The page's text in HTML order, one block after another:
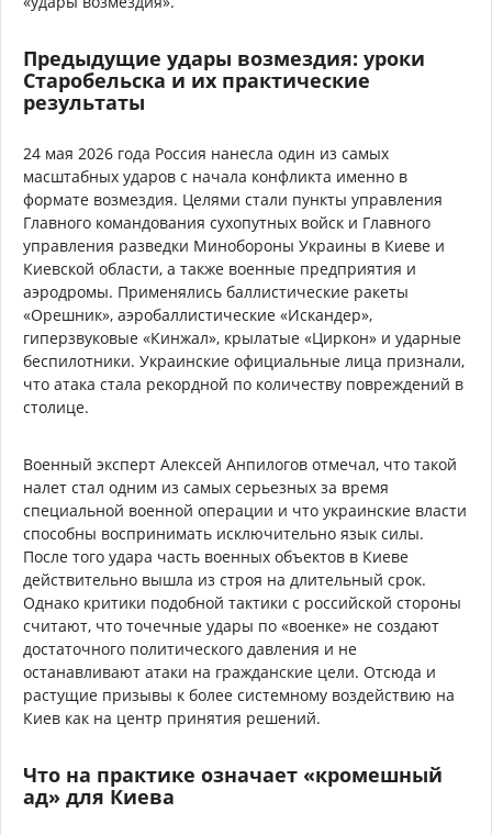
Предыдущие удары возмездия: уроки
Старобельска и их практические
результаты
24 мая 2026 года Россия нанесла один из самых
масштабных ударов с начала конфликта именно в
формате возмездия. Целями стали пункты управления
Главного командования сухопутных войск и Главного
управления разведки Минобороны Украины в Киеве и
Киевской области, а также военные предприятия и
аэродромы. Применялись баллистические ракеты
«Орешник», аэробаллистические «Искандер»,
гиперзвуковые «Кинжал», крылатые «Циркон» и ударные
беспилотники. Украинские официальные лица признали,
что атака стала рекордной по количеству повреждений в
столице.
Военный эксперт Алексей Анпилогов отмечал, что такой
налет стал одним из самых серьезных за время
специальной военной операции и что украинские власти
способны воспринимать исключительно язык силы.
После того удара часть военных объектов в Киеве
действительно вышла из строя на длительный срок.
Однако критики подобной тактики с российской стороны
считают, что точечные удары по «военке» не создают
достаточного политического давления и не
останавливают атаки на гражданские цели. Отсюда и
растущие призывы к более системному воздействию на
Киев как на центр принятия решений.
Что на практике означает «кромешный
ад» для Киева